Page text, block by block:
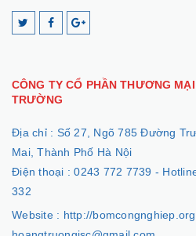
...., cung cấp thiết bị cho hệ thống
trình xây dựng....
CÔNG TY CỔ PHẦN THƯƠNG
TRƯỜNG
Địa chỉ :Số 27, Ngõ 785 Đường
Mai, Thành Phố Hà Nội
Điện thoại :0243 772 7739 -